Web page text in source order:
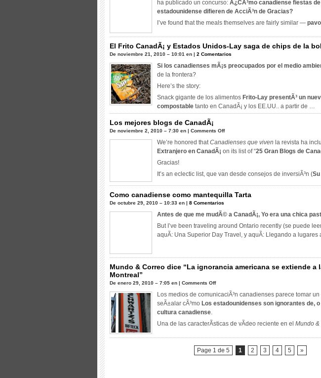
ha publicado un concurso: Â¿CÃ³mo canadiense fiestas
estadounidense difieren de AcciÃ³n de Gracias?
I’ve found that the meals themselves are fairly similar —
El Frito CanadÃ¡ y Estados Unidos-Lay saga de chips de la
De noviembre 21, 2010 – 10:01 en | 2 Comentarios
Si los canadienses mÃ¡s preocupados por el medio
de la frontera?
Here’s the story:
Snack gigante de los alimentos Frito-Lay presentÃ³ un
compostable tanto en CanadÃ¡ y los EE.UU.. a partir de …
Los mejores blogs de CanadÃ¡
De noviembre 2, 2010 – 7:30 en | Comments Offen
Los
mejores
CanadÃ¡
We’re honored that Canadienses que viven la revista ha
Extranjero en CanadÃ¡ on its list of“25 Gran Blogs de
Gracias!
It’s an eclectic list, que van desde consejos de inversiÃ³n (
Como canadiense como mantequilla Tarta
De octubre 29, 2010 – 10:33 en | 8 Comentarios
Antes de que me mudÃ© a CanadÃ¡, Yo era una chica
But I’ve been traveling around Ontario recently (se puede
aquÃ­: Una Superior Day Travel, y aquÃ­: Llegando a lugares
Mundo & Correo dice “La ignorancia americana se extiende a
Montreal”
De enero 29, 2010 – 7:05 en | Comments Offen
Mundo
“La
americana
se
Los medios de comunicaciÃ³n canadienses parece tomar
seÃ±alar cÃ³mo Los estadounidenses son ignorantes de,
cultura canadiense.
Una de las caracterÃ­sticas de vÃ­deo reciente en el Mundo &
Page 1 de 5 1 2 3 4 5 »